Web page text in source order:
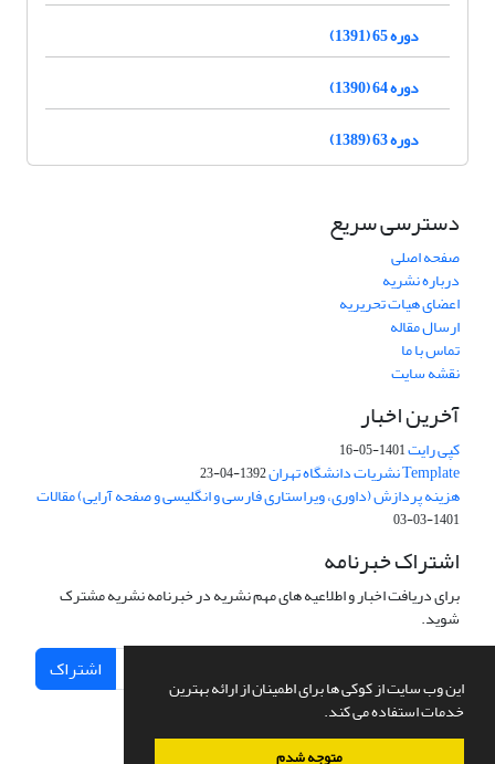
این وب سایت از کوکی ها برای اطمینان از ارائه بهترین
خدمات استفاده می کند.
متوجه شدم
دوره 65 (1391)
دوره 64 (1390)
دوره 63 (1389)
دسترسی سریع
صفحه اصلی
درباره نشریه
اعضای هیات تحریریه
ارسال مقاله
تماس با ما
نقشه سایت
آخرین اخبار
کپی رایت1401-05-16
Template نشریات دانشگاه تهران 1392-04-23
هزینه پردازش (داوری، ویراستاری فارسی و انگلیسی و صفحه آرایی) مقالات
1401-03-03
اشتراک خبرنامه
برای دریافت اخبار و اطلاعیه های مهم نشریه در خبرنامه نشریه مشترک
شوید.
اشتراک